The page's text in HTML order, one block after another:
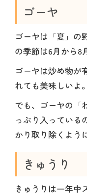
ゴーヤ
ゴーヤは「夏」の
の季節は6月から8
ゴーヤは炒め物が
れても美味しいよ。
でも、ゴーヤの「
っぷり入っている
かり取り除くよう
きゅうり
きゅうりは一年中